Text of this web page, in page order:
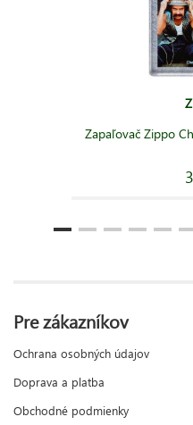
Zapaľovač Zippo
Pre zákazníkov
Ochrana osobných údajov
Doprava a platba
Obchodné podmienky